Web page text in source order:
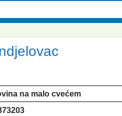
na malo cvećem